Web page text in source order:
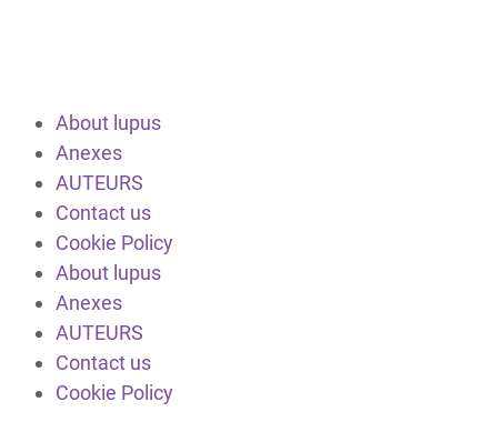
About lupus
Anexes
AUTEURS
Contact us
Cookie Policy
About lupus
Anexes
AUTEURS
Contact us
Cookie Policy